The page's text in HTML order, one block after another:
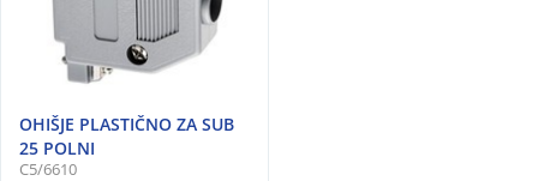
OHIŠJE PLASTIČNO ZA SUB
25 POLNI
C5/6610